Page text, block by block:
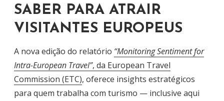
SABER PARA ATRAIR
VISITANTES EUROPEUS
A nova edição do relatório “Monitoring Sentiment for
Intra-European Travel”, da European Travel
Commission (ETC), oferece insights estratégicos
para quem trabalha com turismo — inclusive aqui